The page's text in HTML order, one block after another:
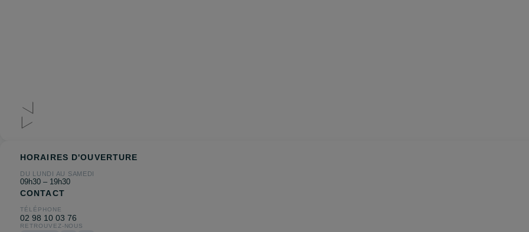
HORAIRES D'OUVERTURE
DU LUNDI AU SAMEDI
09h30 – 19h30
CONTACT
TÉLÉPHONE
02 98 10 03 76
RETROUVEZ-NOUS